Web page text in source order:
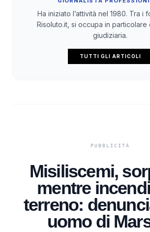
Ha iniziato l’attività nel 1980. Tra i
Risoluto.it, si occupa in particolare
giudiziaria.
TUTTI GLI ARTICOLI
Misiliscemi,
mentre
terreno:
uomo di